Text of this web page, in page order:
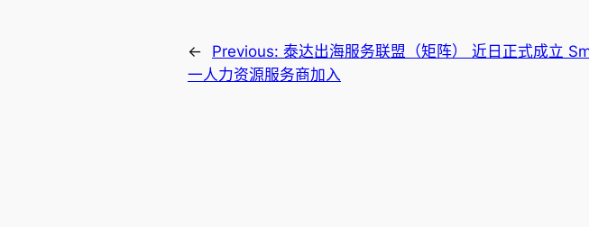
← Previous: 泰达出海服务联盟（矩阵） 近日正式成立
一人力资源服务商加入